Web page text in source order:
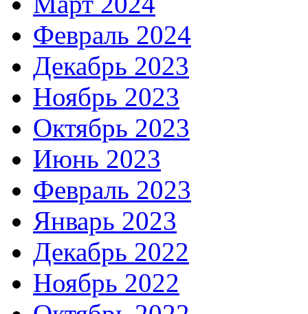
Февраль 2024
Декабрь 2023
Ноябрь 2023
Октябрь 2023
Июнь 2023
Февраль 2023
Январь 2023
Декабрь 2022
Ноябрь 2022